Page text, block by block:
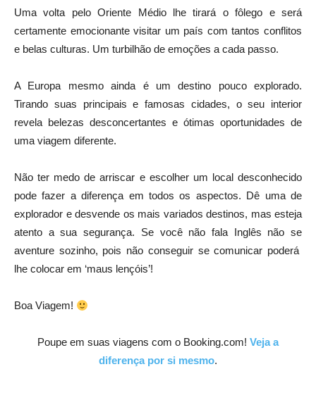
Uma volta pelo Oriente Médio lhe tirará o fôlego e será
certamente emocionante visitar um país com tantos conflitos
e belas culturas. Um turbilhão de emoções a cada passo.
A Europa mesmo ainda é um destino pouco explorado.
Tirando suas principais e famosas cidades, o seu interior
revela belezas desconcertantes e ótimas oportunidades de
uma viagem diferente.
Não ter medo de arriscar e escolher um local desconhecido
pode fazer a diferença em todos os aspectos. Dê uma de
explorador e desvende os mais variados destinos, mas esteja
atento a sua segurança. Se você não fala Inglês não se
aventure sozinho, pois não conseguir se comunicar poderá
lhe colocar em ‘maus lençóis’!
Boa Viagem!
Poupe em suas viagens com o Booking.com! Veja a
diferença por si mesmo.